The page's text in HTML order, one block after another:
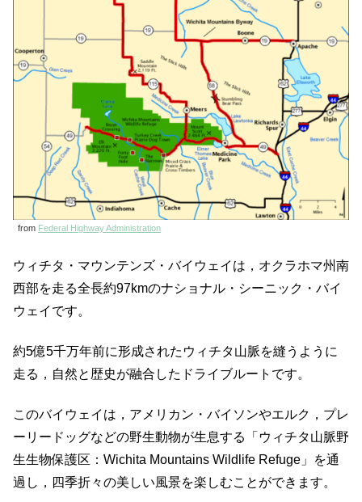
from Federal Highway Administration
ウィチタ・マウンテンズ・バイウェイは，オクラホマ州南
西部を走る全長約97kmのナショナル・シーニック・バイ
ウェイです。
​約5億5千万年前に形成されたウィチタ山脈を縫うように
走る，自然と歴史が融合したドライブルートです。
​このバイウェイは，アメリカン・バイソンやエルク，プレ
ーリードッグなどの野生動物が生息する「ウィチタ山脈野
生生物保護区：Wichita Mountains Wildlife Refuge」を通
過し，​四季折々の美しい風景を楽しむことができます。​